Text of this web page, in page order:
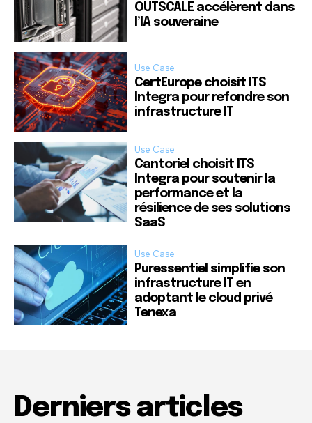
OUTSCALE accélèrent dans
l’IA souveraine
Use Case
CertEurope choisit ITS
Integra pour refondre son
infrastructure IT
Use Case
Cantoriel choisit ITS
Integra pour soutenir la
performance et la
résilience de ses solutions
SaaS
Use Case
Puressentiel simplifie son
infrastructure IT en
adoptant le cloud privé
Tenexa
Derniers articles